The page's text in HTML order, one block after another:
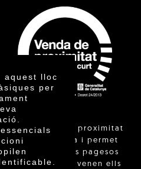
aquest lloc
per
"La venda de proximitat
està regulada i permet
identificar els pagesos
catalans que venen ells